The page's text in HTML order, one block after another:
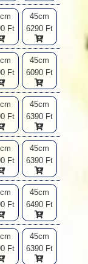
Ft
45cm
6290 Ft
Ft
45cm
6090 Ft
Ft
45cm
6390 Ft
Ft
45cm
6390 Ft
Ft
45cm
6490 Ft
Ft
45cm
6390 Ft